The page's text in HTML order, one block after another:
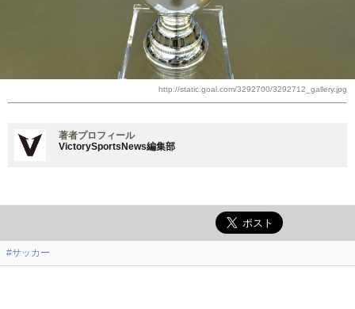
http://static.goal.com/3292700/3292712_gallery.jpg
著者プロフィール
VictorySportsNews編集部
#サッカー